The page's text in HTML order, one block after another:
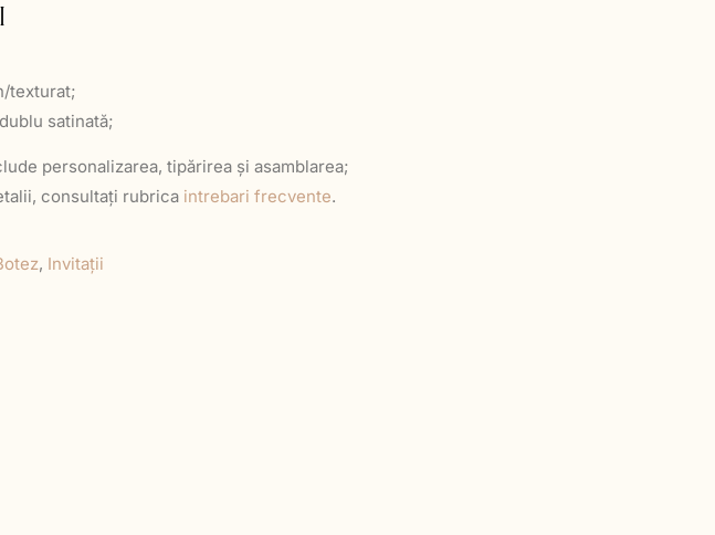
texturat;
satinată;
personalizarea, tipărirea și asamblarea;
consultați rubrica intrebari frecvente.
, Invitații